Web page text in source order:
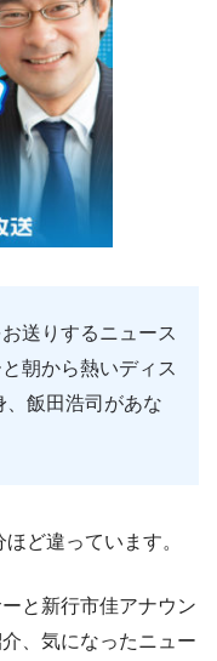
送りするニュース
朝から熱いディス
、飯田浩司があな
ど違っています。
と新行市佳アナウン
、気になったニュー